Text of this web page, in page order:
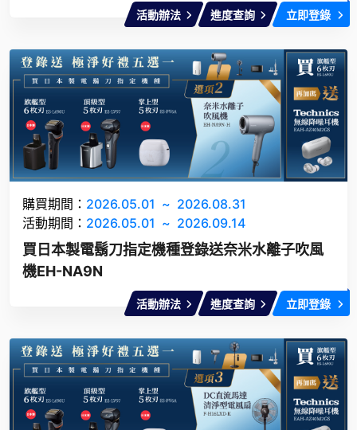
活動辦法 進度查詢 立即登錄
購買期間： 2026.05.01 ~ 2026.08.31
活動期間： 2026.05.01 ~ 2026.09.14
買日本製電鬍刀指定機種登錄送奈米水離子吹風
機EH-NA9N
活動辦法 進度查詢 立即登錄